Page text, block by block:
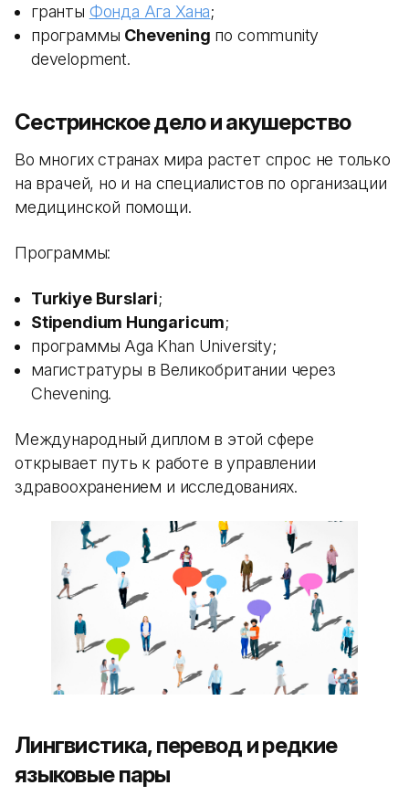
гранты Фонда Ага Хана;
программы Chevening по community
development.
Сестринское дело и акушерство
Во многих странах мира растет спрос не только
на врачей, но и на специалистов по организации
медицинской помощи.
Программы:
Turkiye Burslari;
Stipendium Hungaricum;
программы Aga Khan University;
магистратуры в Великобритании через
Chevening.
Международный диплом в этой сфере
открывает путь к работе в управлении
здравоохранением и исследованиях.
Лингвистика, перевод и редкие
языковые пары